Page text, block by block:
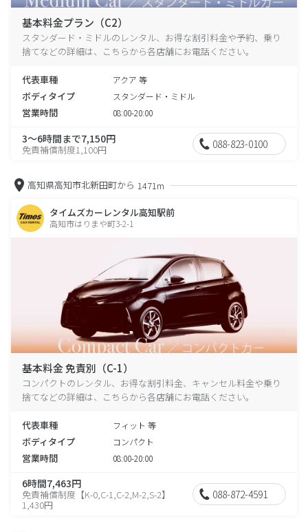
基本料金プラン（C2）
スタンダード・ミドルのレンタル、お得な割引料金や予約、乗り
捨てなどの詳細は、こちらから各店舗にお電話ください。
代表車種 アクア 等
ボディタイプ スタンダード・ミドル
営業時間 08:00-20:00
3～6時間まで7,150円
免責補償制度1,100円 088-823-0100
高知県高知市北新田町から 1471m
タイムズカーレンタル高知駅前
高知市はりまや町3-2-1
基本料金 免責別（C-1）
コンパクトのレンタル、お得な割引料金、キャンセル料金や乗り
捨てなどの詳細は、こちらから各店舗にお電話ください。
代表車種 フィット 等
ボディタイプ コンパクト
営業時間 08:00-20:00
6時間7,463円
免責補償制度【K-0,C-1,C-2,M-2,S-2】
1,430円
088-872-4591